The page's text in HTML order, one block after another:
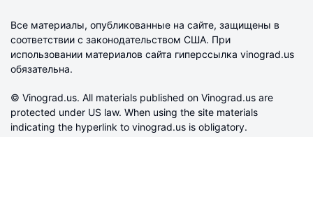
Все материалы, опубликованные на сайте, защищены в
соответствии с законодательством США. При
использовании материалов сайта гиперссылка vinograd.us
обязательна.
© Vinograd.us. All materials published on Vinograd.us are
protected under US law. When using the site materials
indicating the hyperlink to vinograd.us is obligatory.